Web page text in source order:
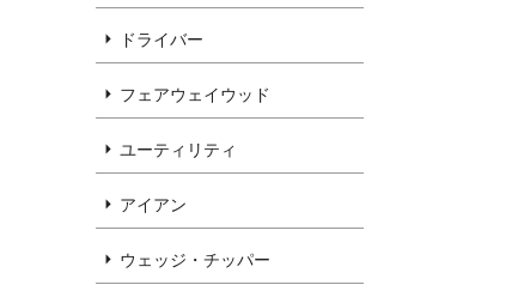
ドライバー
フェアウェイウッド
ユーティリティ
アイアン
ウェッジ・チッパー